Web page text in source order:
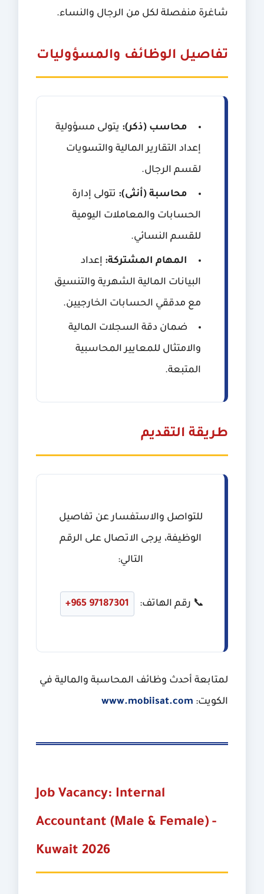
شاغرة منفصلة لكل من الرجال والنساء.
تفاصيل الوظائف والمسؤوليات
محاسب (ذكر): يتولى مسؤولية
إعداد التقارير المالية والتسويات
لقسم الرجال.
محاسبة (أنثى): تتولى إدارة
الحسابات والمعاملات اليومية
للقسم النسائي.
المهام المشتركة: إعداد
البيانات المالية الشهرية والتنسيق
مع مدققي الحسابات الخارجيين.
ضمان دقة السجلات المالية
والامتثال للمعايير المحاسبية
المتبعة.
طريقة التقديم
للتواصل والاستفسار عن تفاصيل
الوظيفة، يرجى الاتصال على الرقم
التالي:
📞 رقم الهاتف: +965 97187301
لمتابعة أحدث وظائف المحاسبة والمالية في
الكويت: www.mobiisat.com
Job Vacancy: Internal
Accountant (Male & Female) -
Kuwait 2026